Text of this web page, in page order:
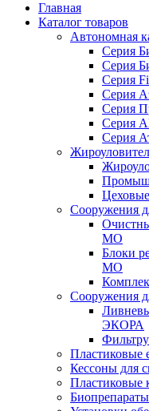
Главная
Каталог товаров
Автономная
Серия
Серия
Серия
Серия
Серия
Серия
Серия
Сооружения
МО
Блоки
МО
Сооружения
ЭКОРА
Пластиковые
Кессоны для
Пластиковые